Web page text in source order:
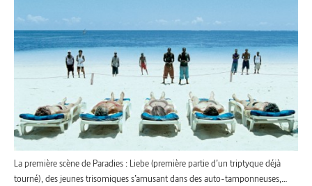
La première scène de Paradies : Liebe (première partie d’un triptyque déjà
tourné), des jeunes trisomiques s’amusant dans des auto-tamponneuses,…